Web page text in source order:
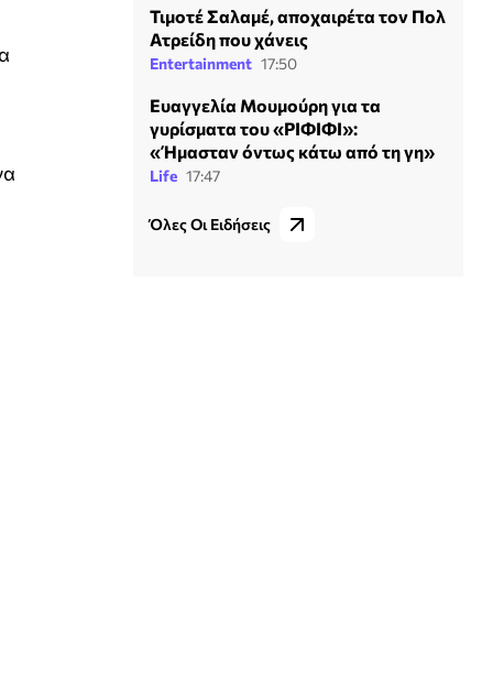
Τιμοτέ Σαλαμέ, αποχαιρέτα τον Πολ
Ατρείδη που χάνεις
Entertainment 17:50
Ευαγγελία Μουμούρη για τα
γυρίσματα του «ΡΙΦΙΦΙ»:
«Ήμασταν όντως κάτω από τη γη»
Life 17:47
Όλες Οι Ειδήσεις